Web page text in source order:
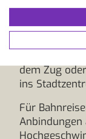
sondern
mehreren
dem Zug
ins
Für
Anbindungen